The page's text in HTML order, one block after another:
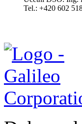
Tel.: +420 602